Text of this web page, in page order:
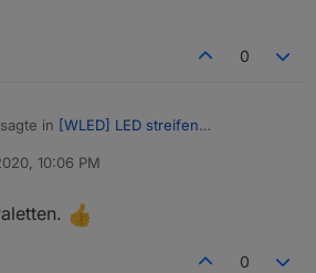
0
sagte in [WLED] LED streifen
10:06 PM
0